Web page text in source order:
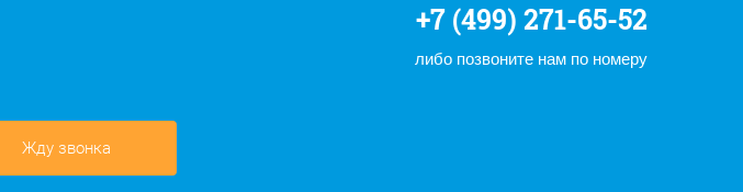
+7 (499) 271-65-52
либо позвоните нам по номеру
Жду звонка